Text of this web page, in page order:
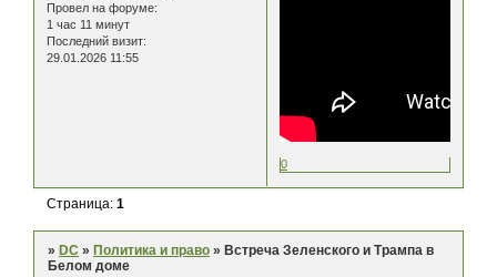
Провел на форуме:
1 час 11 минут
Последний визит:
29.01.2026 11:55
0
Страница:1
»DC »Политика и право »Встреча Зеленского и Трампа в
Белом доме